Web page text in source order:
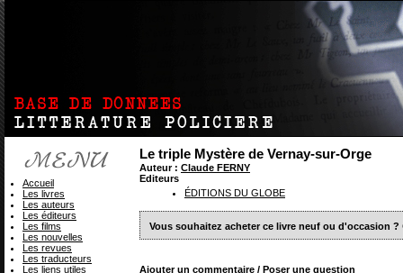
Le triple Mystère de Vernay-sur-Orge
Auteur : Claude FERNY
Editeurs
ÉDITIONS DU GLOBE
Vous souhaitez acheter ce livre neuf ou d'occasion ?
Ajouter un commentaire / Poser une question
Accueil
Les livres
Les auteurs
Les éditeurs
Les films
Les nouvelles
Les revues
Les traducteurs
Les liens utiles